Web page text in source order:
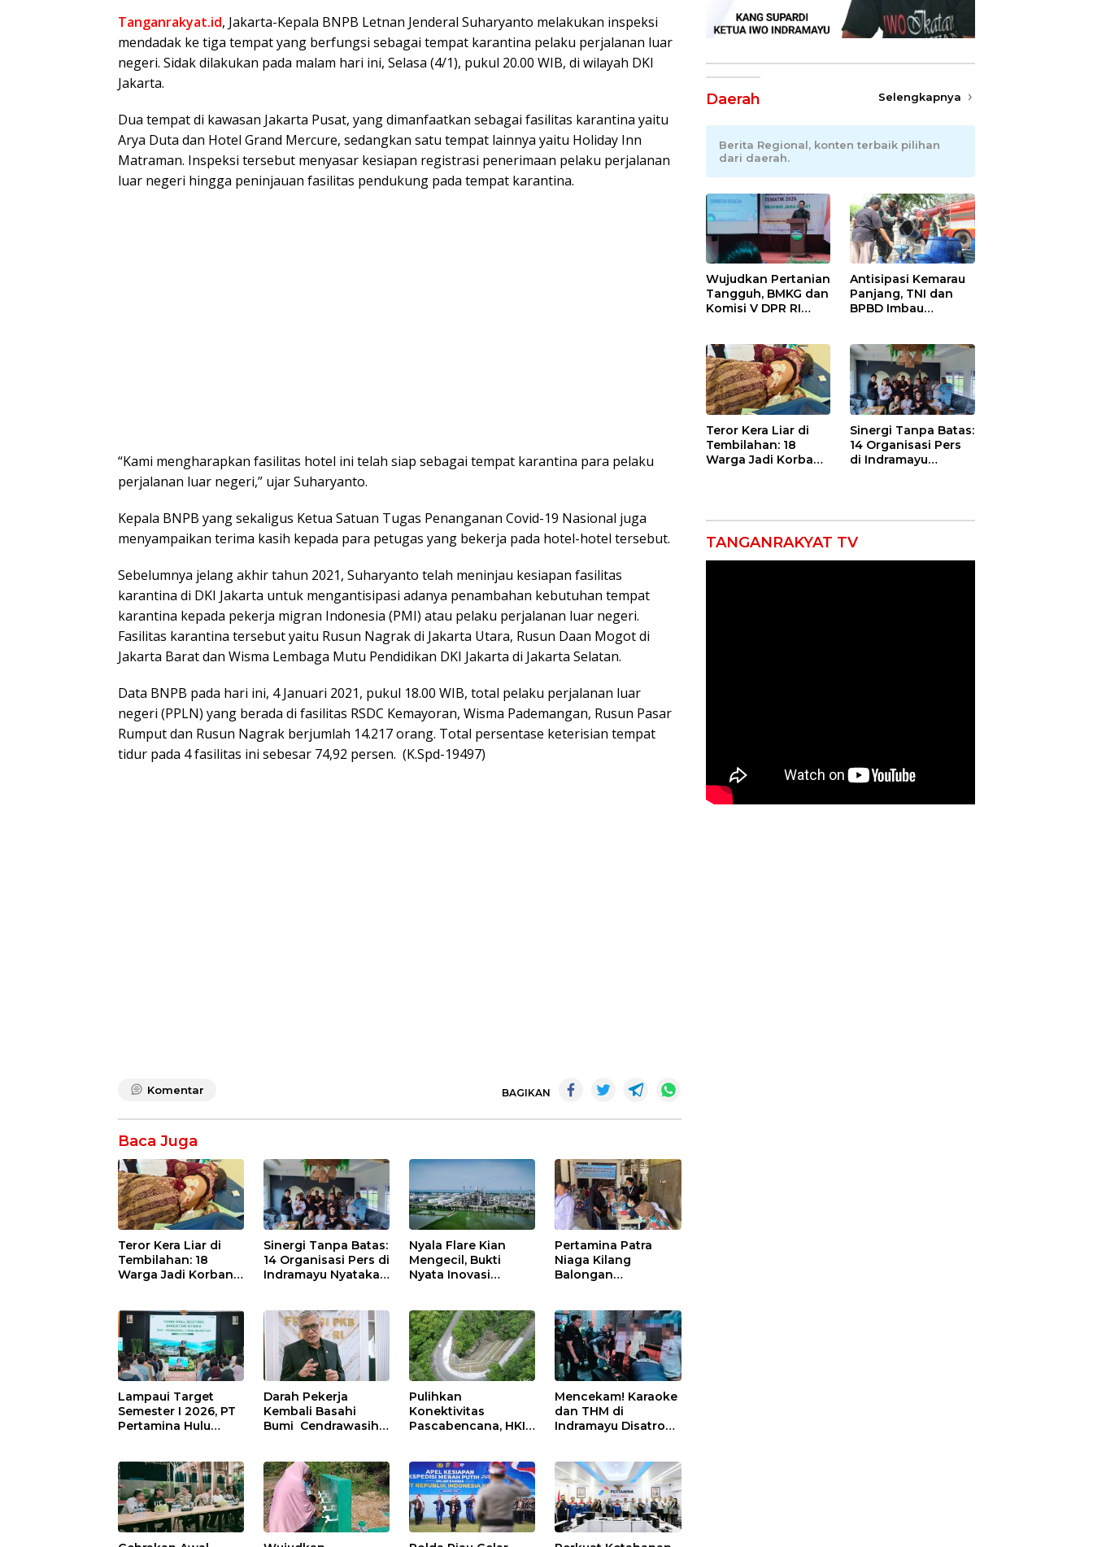
Tanganrakyat.id, Jakarta-Kepala BNPB Letnan Jenderal Suharyanto melakukan inspeksi
mendadak ke tiga tempat yang berfungsi sebagai tempat karantina pelaku perjalanan luar
negeri. Sidak dilakukan pada malam hari ini, Selasa (4/1), pukul 20.00 WIB, di wilayah DKI
Jakarta.
Dua tempat di kawasan Jakarta Pusat, yang dimanfaatkan sebagai fasilitas karantina yaitu
Arya Duta dan Hotel Grand Mercure, sedangkan satu tempat lainnya yaitu Holiday Inn
Matraman. Inspeksi tersebut menyasar kesiapan registrasi penerimaan pelaku perjalanan
luar negeri hingga peninjauan fasilitas pendukung pada tempat karantina.
“Kami mengharapkan fasilitas hotel ini telah siap sebagai tempat karantina para pelaku
perjalanan luar negeri,” ujar Suharyanto.
Kepala BNPB yang sekaligus Ketua Satuan Tugas Penanganan Covid-19 Nasional juga
menyampaikan terima kasih kepada para petugas yang bekerja pada hotel-hotel tersebut.
Sebelumnya jelang akhir tahun 2021, Suharyanto telah meninjau kesiapan fasilitas
karantina di DKI Jakarta untuk mengantisipasi adanya penambahan kebutuhan tempat
karantina kepada pekerja migran Indonesia (PMI) atau pelaku perjalanan luar negeri.
Fasilitas karantina tersebut yaitu Rusun Nagrak di Jakarta Utara, Rusun Daan Mogot di
Jakarta Barat dan Wisma Lembaga Mutu Pendidikan DKI Jakarta di Jakarta Selatan.
Data BNPB pada hari ini, 4 Januari 2021, pukul 18.00 WIB, total pelaku perjalanan luar
negeri (PPLN) yang berada di fasilitas RSDC Kemayoran, Wisma Pademangan, Rusun Pasar
Rumput dan Rusun Nagrak berjumlah 14.217 orang. Total persentase keterisian tempat
tidur pada 4 fasilitas ini sebesar 74,92 persen. (K.Spd-19497)
Komentar BAGIKAN
Baca Juga
Teror Kera Liar di
Tembilahan: 18
Warga Jadi Korban
Jahitan!
Sinergi Tanpa Batas:
14 Organisasi Pers di
Indramayu Nyatakan
Nyala Flare Kian
Mengecil, Bukti
Nyata Inovasi
Balongan Dukung
Net Zero Emission
2060
Pertamina Patra
Niaga Kilang
Balongan
Masyarakat melalui
Pemeriksaan
Kesehatan Rutin
dan Edukasi
Perawatan Gigi
Lampaui Target
Semester I 2026, PT
Pertamina Hulu
Nasional Lewat
Inovasi &
Keselamatan Kerja
Darah Pekerja
Kembali Basahi
Bumi Cendrawasih:
Infrastruktur di
Tolikara!
Pulihkan
Konektivitas
Pascabencana, HKI
Lembah Anai dan
Malalak
Mencekam! Karaoke
dan THM di
Indramayu Disatroni
Kacir Dites Urine!
Daerah Selengkapnya
Berita Regional, konten terbaik pilihan
dari daerah.
Wujudkan Pertanian
Tangguh, BMKG dan
Komisi V DPR RI
Sekolah Lapang
Iklim
Antisipasi Kemarau
Panjang, TNI dan
BPBD Imbau
Kebakaran
Teror Kera Liar di
Tembilahan: 18
Warga Jadi Korban
Sinergi Tanpa Batas:
14 Organisasi Pers
di Indramayu
TANGANRAKYAT TV